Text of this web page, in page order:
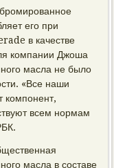
его при
в качестве
компании Джоша
масла не былο
«Все наши
компонент,
всем нормам
масла в составе